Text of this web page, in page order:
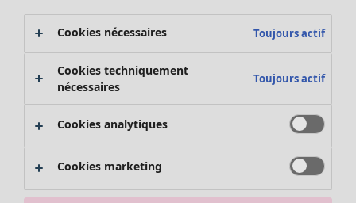
Promos SOLDES
Les promos de Gudrun Sjödén
Nouvel arrivage
Bonnes affaires en soldes - jusqu'à -70
Cookies nécessaires Toujours actif
Cookies techniquement
nécessaires
Toujours actif
Cookies analytiques
Cookies marketing